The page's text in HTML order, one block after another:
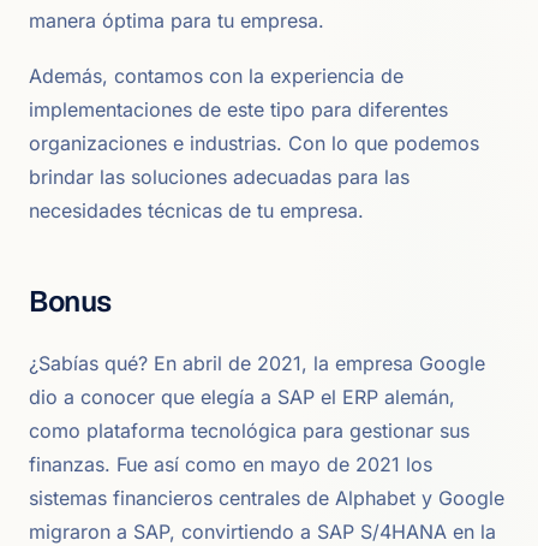
manera óptima para tu empresa.
Además, contamos con la experiencia de
implementaciones de este tipo para diferentes
organizaciones e industrias. Con lo que podemos
brindar las soluciones adecuadas para las
necesidades técnicas de tu empresa.
Bonus
¿Sabías qué? En abril de 2021, la empresa Google
dio a conocer que elegía a SAP el ERP alemán,
como plataforma tecnológica para gestionar sus
finanzas. Fue así como en mayo de 2021 los
sistemas financieros centrales de Alphabet y Google
migraron a SAP, convirtiendo a SAP S/4HANA en la